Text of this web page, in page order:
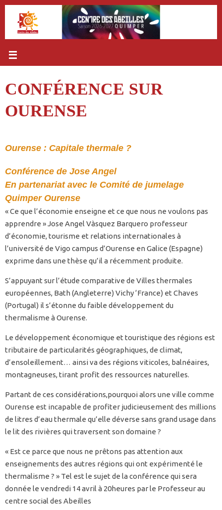
Passer
contenu
CONFÉRENCE SUR
OURENSE
Ourense : Capitale thermale ?
Conférence de Jose Angel
En partenariat avec le Comité de jumelage
Quimper Ourense
« Ce que l’économie enseigne et ce que nous ne voulons pas
apprendre » Jose Angel Vàsquez Barquero professeur
d’économie, tourisme et relations internationales à
l’université de Vigo campus d’Ourense en Galice (Espagne)
exprime dans une thèse qu’il a récemment produite.
S’appuyant sur l’étude comparative de Villes thermales
européennes, Bath (Angleterre) Vichy ‘France) et Chaves
(Portugal) il s’étonne du faible développement du
thermalisme à Ourense.
Le développement économique et touristique des régions est
tributaire de particularités géographiques, de climat,
d’ensoleillement… ainsi va des régions viticoles, balnéaires,
montagneuses, tirant profit des ressources naturelles.
Partant de ces considérations,pourquoi alors une ville comme
Ourense est incapable de profiter judicieusement des millions
de litres d’eau thermale qu’elle déverse sans grand usage dans
le lit des rivières qui traversent son domaine ?
« Est ce parce que nous ne prêtons pas attention aux
enseignements des autres régions qui ont expérimenté le
thermalisme ? » Tel est le sujet de la conférence qui sera
donnée le vendredi 14 avril à 20heures par le Professeur au
centre social des Abeilles